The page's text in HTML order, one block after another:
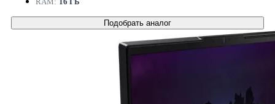
Подобрать аналог